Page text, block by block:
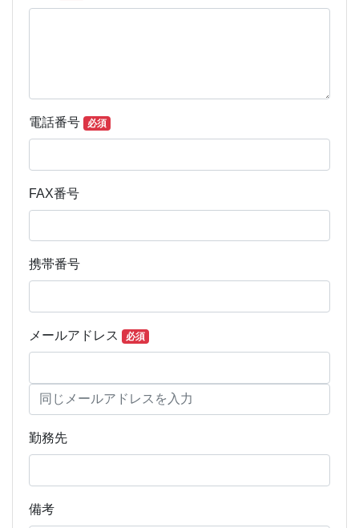
電話番号 必須
FAX番号
携帯番号
メールアドレス 必須
勤務先
備考